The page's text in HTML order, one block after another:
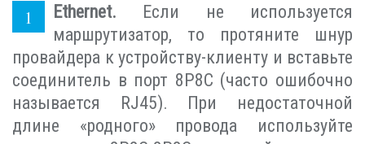
Ethernet. Если не используется
маршрутизатор, то протяните шнур
провайдера к устройству-клиенту и вставьте
соединитель в порт 8P8C (часто ошибочно
называется RJ45). При недостаточной
длине «родного» провода используйте